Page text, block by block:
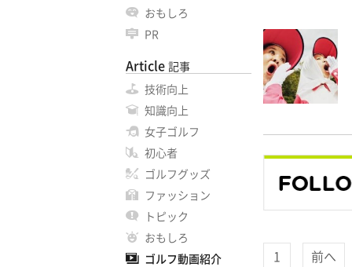
おもしろ
PR
Article 記事
技術向上
知識向上
女子ゴルフ
初心者
ゴルフグッズ
ファッション
トピック
おもしろ
ゴルフ動画紹介
1 前へ